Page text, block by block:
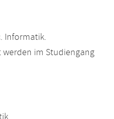
Informatik.
werden im Studiengang